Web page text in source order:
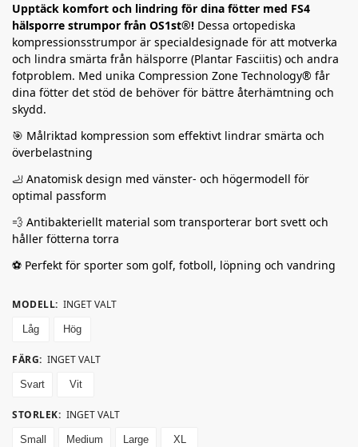
Upptäck komfort och lindring för dina fötter med FS4
hälsporre strumpor från OS1st®! Dessa ortopediska
kompressionsstrumpor är specialdesignade för att motverka
och lindra smärta från hälsporre (Plantar Fasciitis) och andra
fotproblem. Med unika Compression Zone Technology® får
dina fötter det stöd de behöver för bättre återhämtning och
skydd.
🎯 Målriktad kompression som effektivt lindrar smärta och
överbelastning
🦶 Anatomisk design med vänster- och högermodell för
optimal passform
💨 Antibakteriellt material som transporterar bort svett och
håller fötterna torra
⚽ Perfekt för sporter som golf, fotboll, löpning och vandring
MODELL: INGET VALT
Låg Hög
FÄRG: INGET VALT
Svart Vit
STORLEK: INGET VALT
Small Medium Large XL